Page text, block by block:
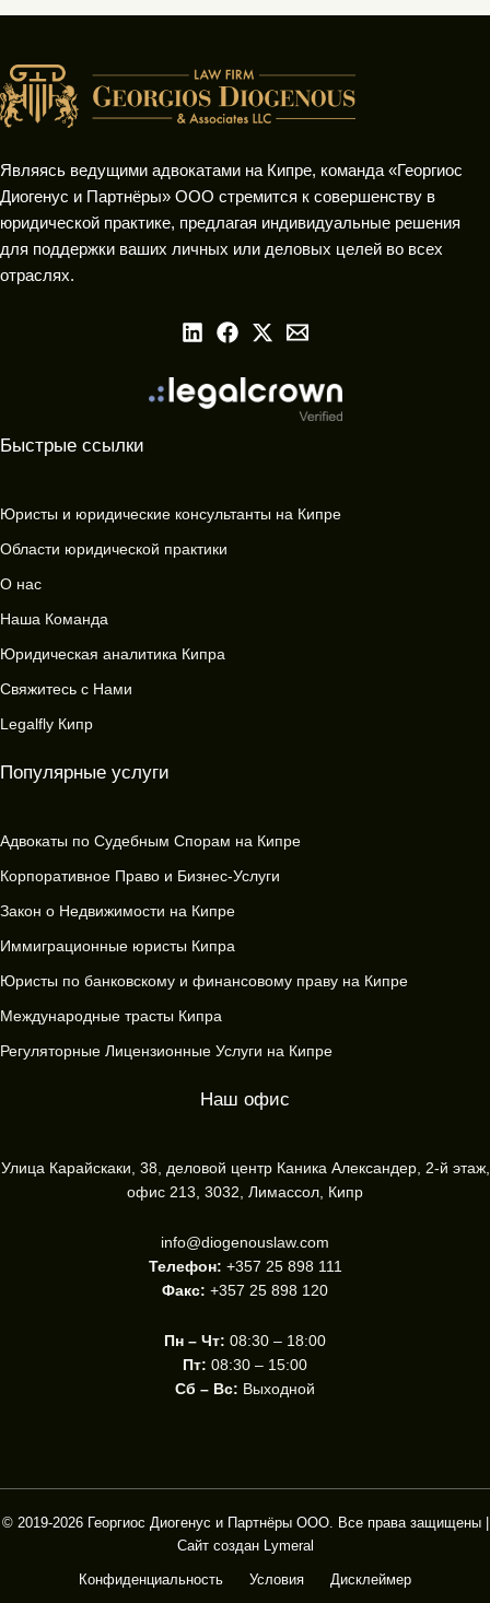
Являясь ведущими адвокатами на Кипре, команда «Георгиос
Диогенус и Партнёры» ООО стремится к совершенству в
юридической практике, предлагая индивидуальные решения
для поддержки ваших личных или деловых целей во всех
отраслях.
Быстрые ссылки
Юристы и юридические консультанты на Кипре
Области юридической практики
О нас
Наша Команда
Юридическая аналитика Кипра
Свяжитесь с Нами
Legalfly Кипр
Популярные услуги
Адвокаты по Судебным Спорам на Кипре
Корпоративное Право и Бизнес-Услуги
Закон о Недвижимости на Кипре
Иммиграционные юристы Кипра
Юристы по банковскому и финансовому праву на Кипре
Международные трасты Кипра
Регуляторные Лицензионные Услуги на Кипре
Наш офис
Улица Карайскаки, 38, деловой центр Каника Александер, 2-й этаж,
офис 213, 3032, Лимассол, Кипр
info@diogenouslaw.com
Телефон: +357 25 898 111
Факс: +357 25 898 120
Пн – Чт: 08:30 – 18:00
Пт: 08:30 – 15:00
Сб – Вс: Выходной
© 2019-2026 Георгиос Диогенус и Партнёры ООО. Все права защищены |
Сайт создан Lymeral
Конфиденциальность Условия Дисклеймер